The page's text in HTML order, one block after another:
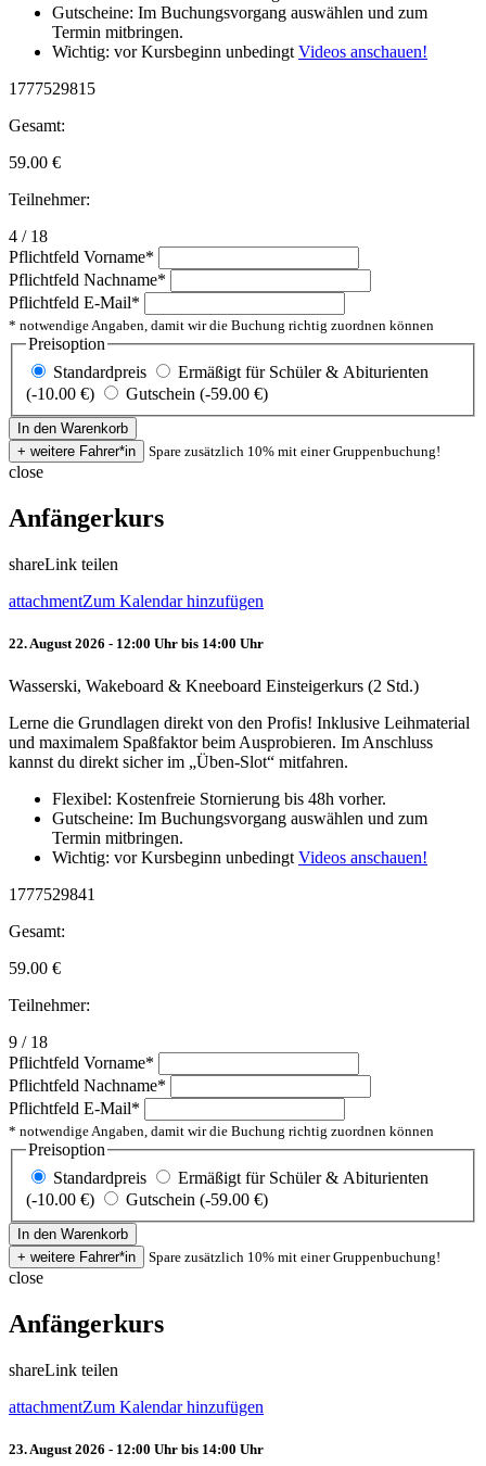
Gutscheine: Im Buchungsvorgang auswählen und zum
Termin mitbringen.
Wichtig: vor Kursbeginn unbedingtVideos anschauen!
1777529815
Gesamt:
59.00 €
Teilnehmer:
4 / 18
Pflichtfeld Vorname*
Pflichtfeld Nachname*
Pflichtfeld E-Mail*
* notwendige Angaben, damit wir die Buchung richtig zuordnen können
Preisoption
Standardpreis
Ermäßigt für Schüler & Abiturienten
(-10.00 €)
Gutschein (-59.00 €)
Spare zusätzlich 10% mit einer Gruppenbuchung!
close
Anfängerkurs
shareLink teilen
attachmentZum Kalendar hinzufügen
22. August 2026 - 12:00 Uhr bis 14:00 Uhr
Wasserski, Wakeboard & Kneeboard Einsteigerkurs (2 Std.)
Lerne die Grundlagen direkt von den Profis! Inklusive Leihmaterial
und maximalem Spaßfaktor beim Ausprobieren. Im Anschluss
kannst du direkt sicher im „Üben-Slot“ mitfahren.
Flexibel: Kostenfreie Stornierung bis 48h vorher.
Gutscheine: Im Buchungsvorgang auswählen und zum
Termin mitbringen.
Wichtig: vor Kursbeginn unbedingt Videos anschauen!
1777529841
Gesamt:
59.00 €
Teilnehmer:
9 / 18
Pflichtfeld Vorname*
Pflichtfeld Nachname*
Pflichtfeld E-Mail*
* notwendige Angaben, damit wir die Buchung richtig zuordnen können
Preisoption
Standardpreis
Ermäßigt für Schüler & Abiturienten
(-10.00 €)
Gutschein (-59.00 €)
Spare zusätzlich 10% mit einer Gruppenbuchung!
close
Anfängerkurs
shareLink teilen
attachmentZum Kalendar hinzufügen
23. August 2026 - 12:00 Uhr bis 14:00 Uhr